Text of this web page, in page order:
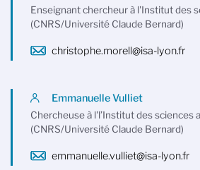
Enseignant chercheur à l'Institut des
(CNRS/Université Claude Bernard)
christophe.morell@isa-lyon.fr
Emmanuelle Vulliet
Chercheuse à l'l’Institut des sciences
(CNRS/Université Claude Bernard)
emmanuelle.vulliet@isa-lyon.fr